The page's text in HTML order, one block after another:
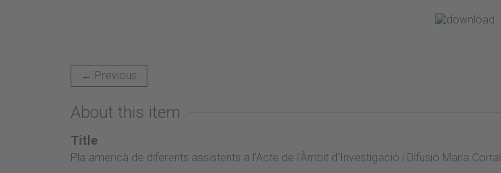
← Previous
About this item
Title
Pla americà de diferents assistents a l'Acte de l'Àmbit d'Investigació i Difusió Maria Corral